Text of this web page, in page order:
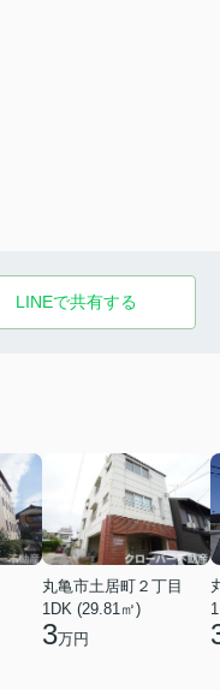
LINEで共有する
丸亀市土居町２丁目
1DK (29.81㎡)
3万円